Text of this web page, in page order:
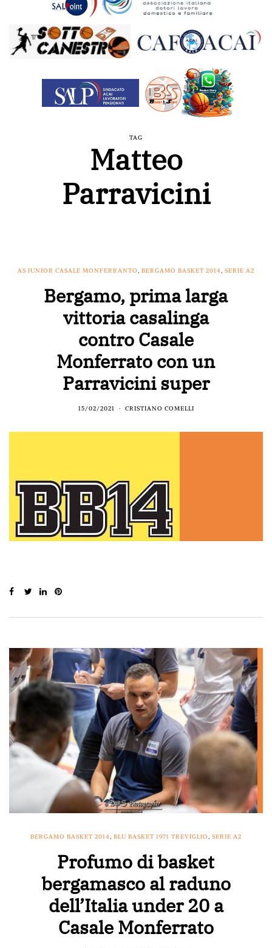
TAG
Matteo
Parravicini
AS JUNIOR CASALE MONFERRANTO, BERGAMO BASKET 2014, SERIE A2
Bergamo, prima larga
vittoria casalinga
contro Casale
Monferrato con un
Parravicini super
15/02/2021 CRISTIANO COMELLI
BERGAMO BASKET 2014, BLU BASKET 1971 TREVIGLIO, SERIE A2
Profumo di basket
bergamasco al raduno
dell’Italia under 20 a
Casale Monferrato